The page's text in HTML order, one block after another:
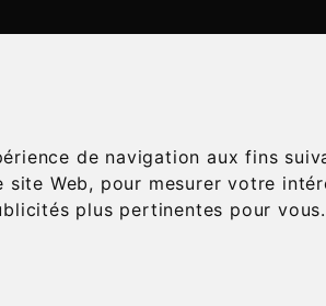
de navigation aux fins
site Web, pour mesurer votre
plus pertinentes pour vous.